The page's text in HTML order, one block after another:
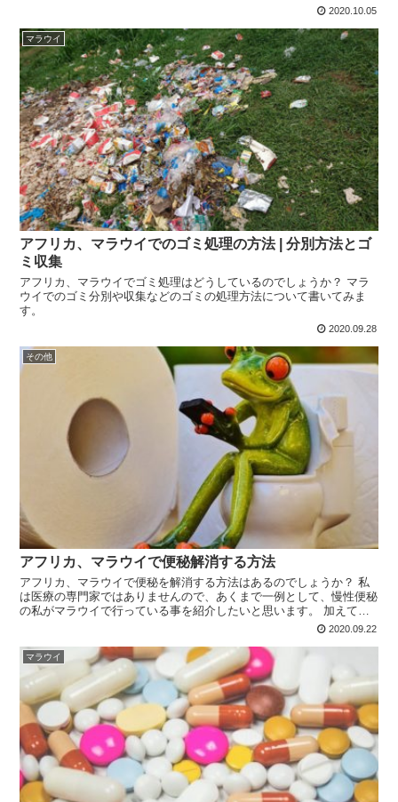
2020.10.05
マラウイ
アフリカ、マラウイでのゴミ処理の方法 | 分別方法とゴ
ミ収集
アフリカ、マラウイでゴミ処理はどうしているのでしょうか？ マラ
ウイでのゴミ分別や収集などのゴミの処理方法について書いてみま
す。
2020.09.28
その他
アフリカ、マラウイで便秘解消する方法
アフリカ、マラウイで便秘を解消する方法はあるのでしょうか？ 私
は医療の専門家ではありませんので、あくまで一例として、慢性便秘
の私がマラウイで行っている事を紹介したいと思います。 加えて、
いざという時の為に、評判の良い内科のある病院も紹介したいと思い
2020.09.22
マラウイ